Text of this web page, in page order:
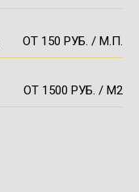
ОТ 150 РУБ. / М.П.
ОТ 1500 РУБ. / М2